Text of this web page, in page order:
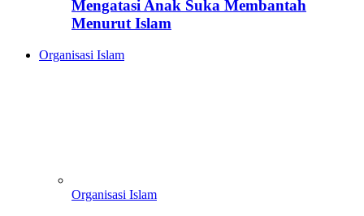
Mengatasi Anak Suka Membantah
Menurut Islam
Organisasi Islam
Organisasi Islam